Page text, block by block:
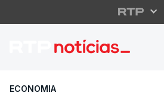
Associações
ECONOMIA